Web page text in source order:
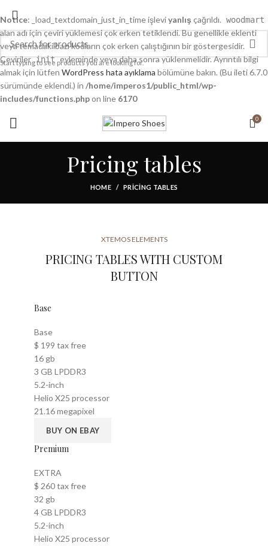
Notice: _load_textdomain_just_in_time işleviyanlış çağrıldı. woodmart
alan adı için çeviri yüklemesi çok erken tetiklendi. Bu genellikle eklenti
veya temadaki bazı kodların çok erken çalıştığının bir göstergesidir.
Çeviriler init eyleminde veya daha sonra yüklenmelidir. Ayrıntılı bilgi
almak için lütfen WordPress hata ayıklama bölümüne bakın. (Bu ileti 6.7.0
sürümünde eklendi.) in /home/imperos1/public_html/wp-
includes/functions.phpon line 6170
0
Pricing tables
HOME PRICING TABLES
XTEMOS ELEMENTS
PRICING TABLES WITH CUSTOM
BUTTON
Base
Base
$ 199 tax free
16 gb
3 GB LPDDR3
5.2-inch
Helio X25 processor
21.16 megapixel
BUY ON EBAY
Premium
EXTRA
$ 260tax free
32 gb
4 GB LPDDR3
5.2-inch
Helio X25 processor
Start typing to see products you are looking for.